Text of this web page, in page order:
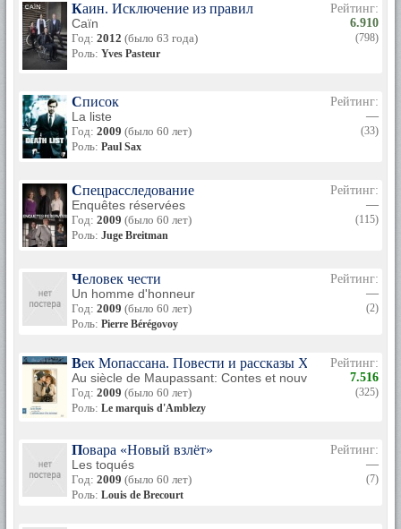
Каин. Исключение из правил
Caïn
Год: 2012 (было 63 года)
Роль: Yves Pasteur
Рейтинг:
6.910
(798)
Список
La liste
Год: 2009 (было 60 лет)
Роль: Paul Sax
Рейтинг:
—
(33)
Спецрасследование
Enquêtes réservées
Год: 2009 (было 60 лет)
Роль: Juge Breitman
Рейтинг:
—
(115)
Человек чести
Un homme d'honneur
Год: 2009 (было 60 лет)
Роль: Pierre Bérégovoy
Рейтинг:
—
(2)
Век Мопассана. Повести и рассказы XIX столетия
Au siècle de Maupassant: Contes et nouvelles du
Год: 2009 (было 60 лет)
Роль: Le marquis d'Amblezy
Рейтинг:
7.516
(325)
Повара «Новый взлёт»
Les toqués
Год: 2009 (было 60 лет)
Роль: Louis de Brecourt
Рейтинг:
—
(7)